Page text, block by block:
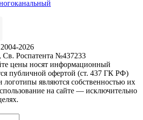
2026
Роспатента №4​3​7​2​3​3
цены носят информационный
публичной офертой (ст. 437 ГК РФ)
логотипы являются собственностью их
на сайте — исключительно